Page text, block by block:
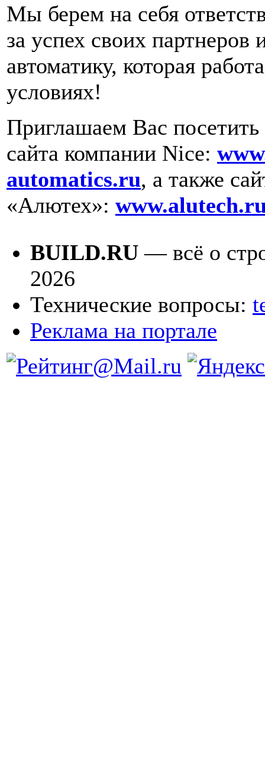
Мы берем на себя
за успех своих партнеров
автоматику, которая
условиях!
Приглашаем Вас
сайта компании Nice:
automatics.ru, а также
«Алютех»:
BUILD.RU — всё о
2026
Технические вопросы:
Реклама на портале